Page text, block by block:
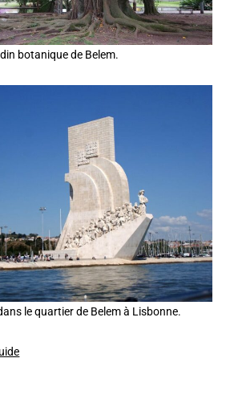
botanique de Belem.
le quartier de Belem à Lisbonne.